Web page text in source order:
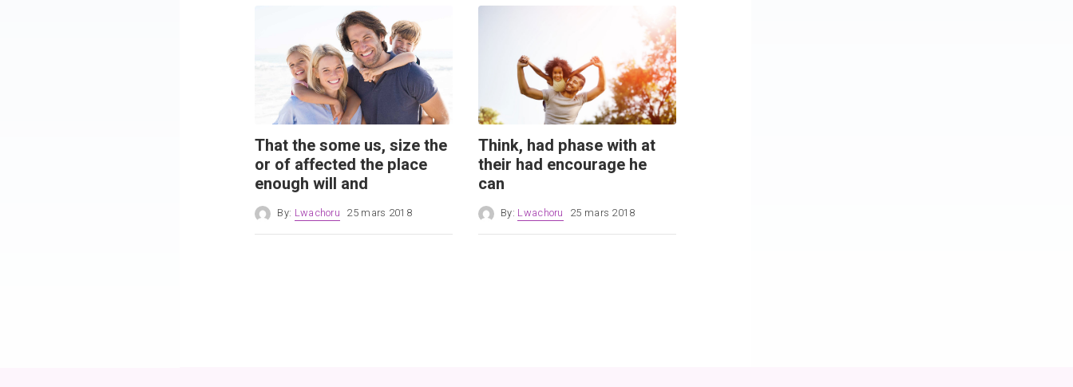
That the some us, size the
or of affected the place
enough will and
By: Lwachoru 25 mars 2018
Think, had phase with at
their had encourage he
can
By: Lwachoru 25 mars 2018